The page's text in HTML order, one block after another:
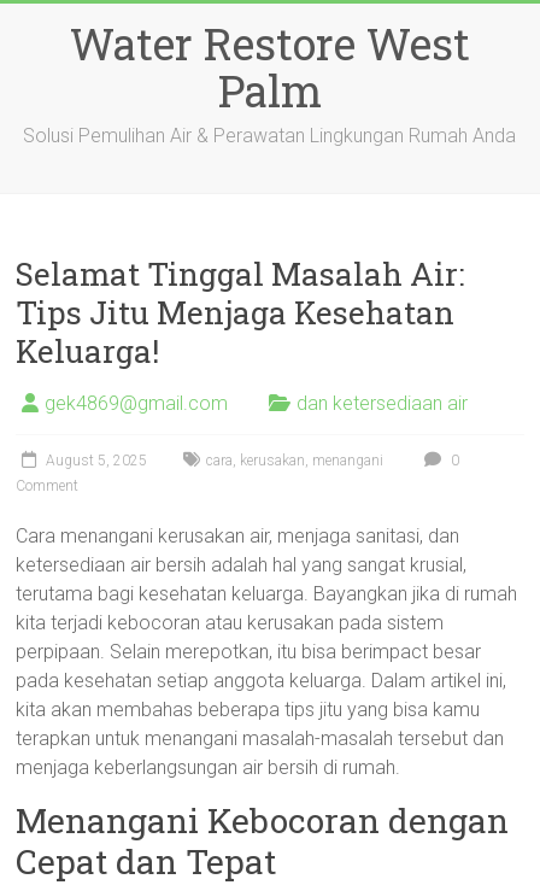
Water Restore West
Palm
Solusi Pemulihan Air & Perawatan Lingkungan Rumah Anda
Selamat Tinggal Masalah Air:
Tips Jitu Menjaga Kesehatan
Keluarga!
gek4869@gmail.com dan ketersediaan air
August 5, 2025 cara, kerusakan, menangani
0
Comment
Cara menangani kerusakan air, menjaga sanitasi, dan
ketersediaan air bersih adalah hal yang sangat krusial,
terutama bagi kesehatan keluarga. Bayangkan jika di rumah
kita terjadi kebocoran atau kerusakan pada sistem
perpipaan. Selain merepotkan, itu bisa berimpact besar
pada kesehatan setiap anggota keluarga. Dalam artikel ini,
kita akan membahas beberapa tips jitu yang bisa kamu
terapkan untuk menangani masalah-masalah tersebut dan
menjaga keberlangsungan air bersih di rumah.
Menangani Kebocoran dengan
Cepat dan Tepat